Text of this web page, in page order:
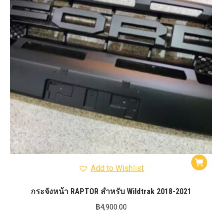
Add to Wishlist
กระจังหน้า RAPTOR สำหรับ Wildtrak 2018-2021
฿4,900.00